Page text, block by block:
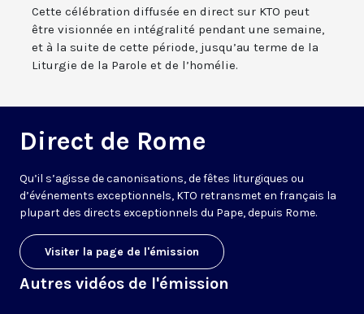
Cette célébration diffusée en direct sur KTO peut
être visionnée en intégralité pendant une semaine,
et à la suite de cette période, jusqu’au terme de la
Liturgie de la Parole et de l’homélie.
Direct de Rome
Qu’il s’agisse de canonisations, de fêtes liturgiques ou
d’événements exceptionnels, KTO retransmet en français la
plupart des directs exceptionnels du Pape, depuis Rome.
Visiter la page de l'émission
Autres vidéos de l'émission